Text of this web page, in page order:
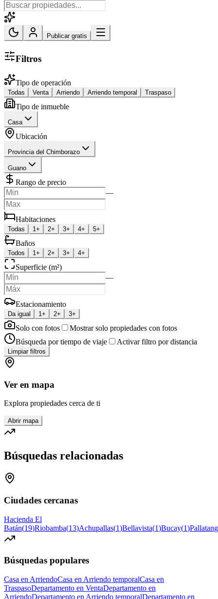
Publicar gratis
Filtros
Tipo de operación
Todas Venta Arriendo Arriendo temporal Traspaso
Tipo de inmueble
Casa
Ubicación
Provincia del Chimborazo
Guano
Rango de precio
—
Habitaciones
Todas 1+ 2+ 3+ 4+ 5+
Baños
Todos 1+ 2+ 3+ 4+
Superficie (m²)
—
Estacionamiento
Da igual 1+ 2+ 3+
Solo con fotos
Mostrar solo propiedades con fotos
Búsqueda por tiempo de viaje
Activar filtro por distancia
Limpiar filtros
Ver en mapa
Explora propiedades cerca de ti
Abrir mapa
Búsquedas relacionadas
Ciudades cercanas
Hacienda El
Batán(19)Riobamba(13)Achupallas(1)Bellavista(1)Bucay(1)
Búsquedas populares
Casa en ArriendoCasa en Arriendo temporalCasa en
TraspasoDepartamento en VentaDepartamento en
ArriendoDepartamento en Arriendo temporalDepartamento en